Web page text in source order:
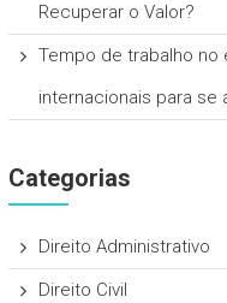
Recuperar o Valor?
Tempo de trabalho no
internacionais para se
Categorias
Direito Administrativo
Direito Civil